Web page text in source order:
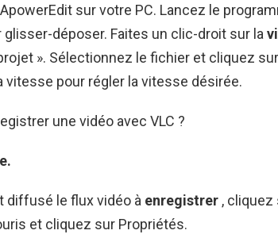
sur votre PC. Lancez le
glisser-déposer. Faites un clic-droit sur la
». Sélectionnez le fichier et cliquez
vitesse pour régler la vitesse désirée.
une vidéo avec VLC ?
diffusé le flux vidéo à enregistrer , cliquez
et cliquez sur Propriétés.